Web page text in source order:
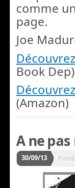
comme
page.
Joe
Book Dep)
(Amazon)
A ne
30/09/13